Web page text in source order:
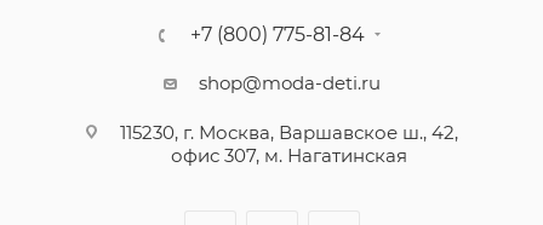
+7 (800) 775-81-84
shop@moda-deti.ru
115230, г. Москва, Варшавское ш., 42,
офис 307, м. Нагатинская